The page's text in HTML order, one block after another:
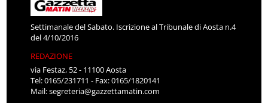
Settimanale del Sabato. Iscrizione al Tribunale di Aosta n.4
del 4/10/2016
REDAZIONE
via Festaz, 52 - 11100 Aosta
Tel: 0165/231711 - Fax: 0165/1820141
Mail:segreteria@gazzettamatin.com